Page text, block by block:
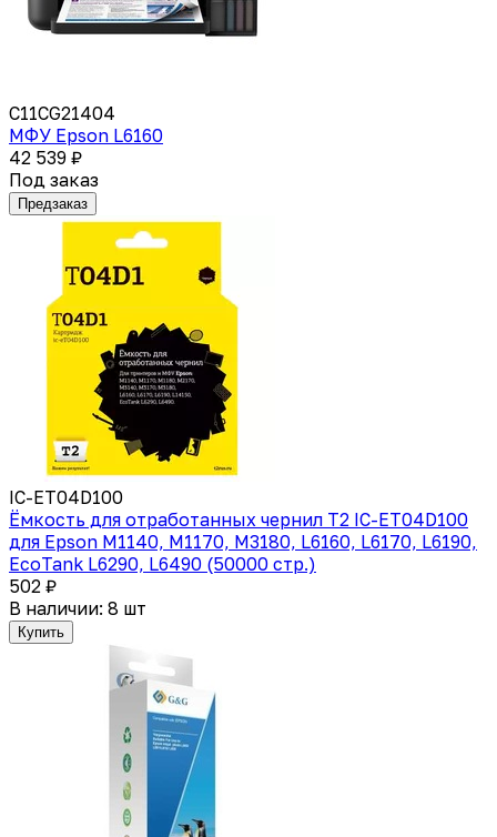
C11CG21404
МФУ Epson L6160
42 539 ₽
Под заказ
Предзаказ
IC-ET04D100
Ёмкость для отработанных чернил T2 IC-ET04D100
для Epson M1140, M1170, M3180, L6160, L6170, L6190,
EcoTank L6290, L6490 (50000 стр.)
502 ₽
В наличии: 8 шт
Купить